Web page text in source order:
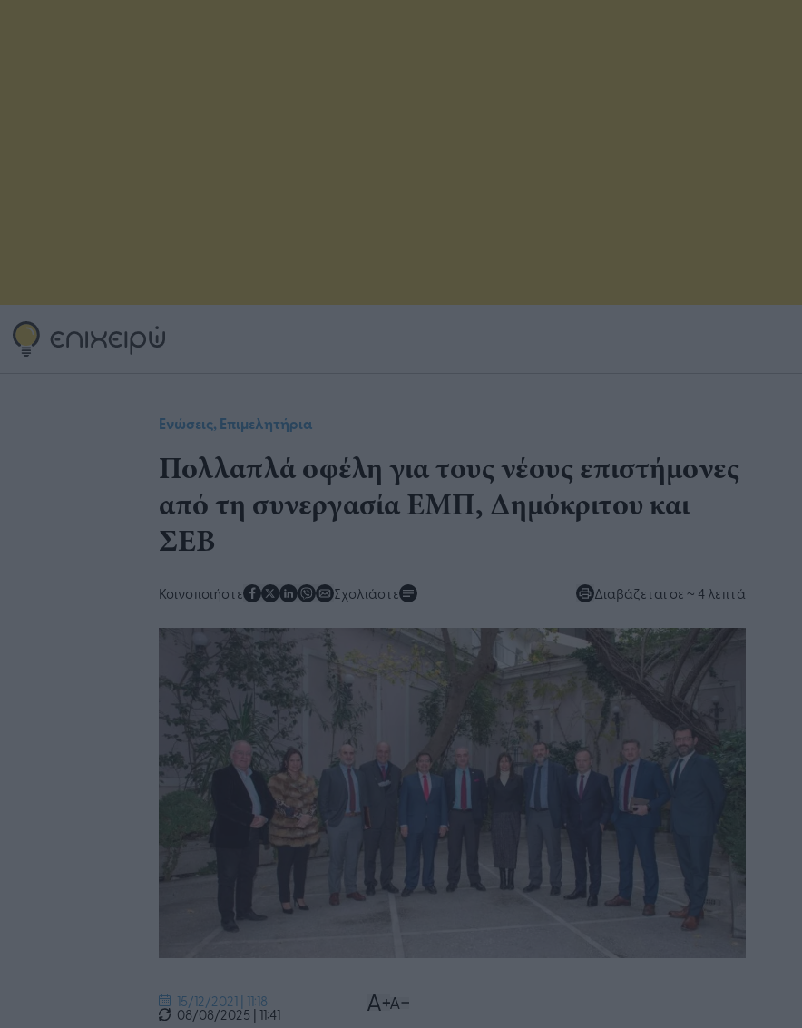
Ενώσεις, Επιμελητήρια
Πολλαπλά οφέλη για τους νέους επιστήμονες
από τη συνεργασία ΕΜΠ, Δημόκριτου και
ΣΕΒ
Κοινοποιήστε Σχολιάστε Διαβάζεται σε ~ 4 λεπτά
15/12/2021 | 11:18
08/08/2025 | 11:41